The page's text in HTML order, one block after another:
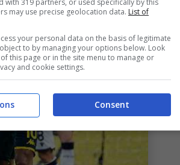
may use precise geolocation data. List of
your personal data on the basis of legitimate
to by managing your options below. Look
this page or in the site menu to manage or
and cookie settings.
Consent